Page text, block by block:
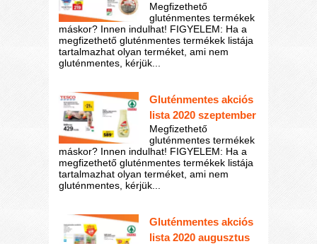
Megfizethető
gluténmentes termékek
máskor? Innen indulhat! FIGYELEM: Ha a
megfizethető gluténmentes termékek listája
tartalmazhat olyan terméket, ami nem
gluténmentes, kérjük...
Gluténmentes akciós
lista 2020 szeptember
Megfizethető
gluténmentes termékek
máskor? Innen indulhat! FIGYELEM: Ha a
megfizethető gluténmentes termékek listája
tartalmazhat olyan terméket, ami nem
gluténmentes, kérjük...
Gluténmentes akciós
lista 2020 augusztus